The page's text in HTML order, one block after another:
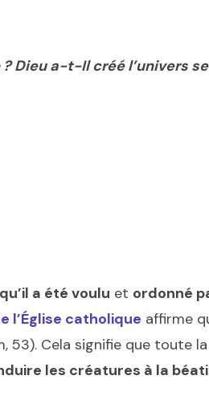
Dieu a-t-Il créé l’univers
qu’il a été voulu et ordonné
l’Église catholique affirme
53). Cela signifie que toute
les créatures à la